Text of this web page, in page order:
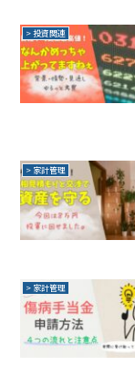
> 投資関連
> 家計管理
> 家計管理